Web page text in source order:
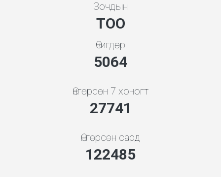
Зочдын
ТОО
Өчигдөр
5843
Өнгөрсөн 7 хоногт
32009
Өнгөрсөн сард
141329